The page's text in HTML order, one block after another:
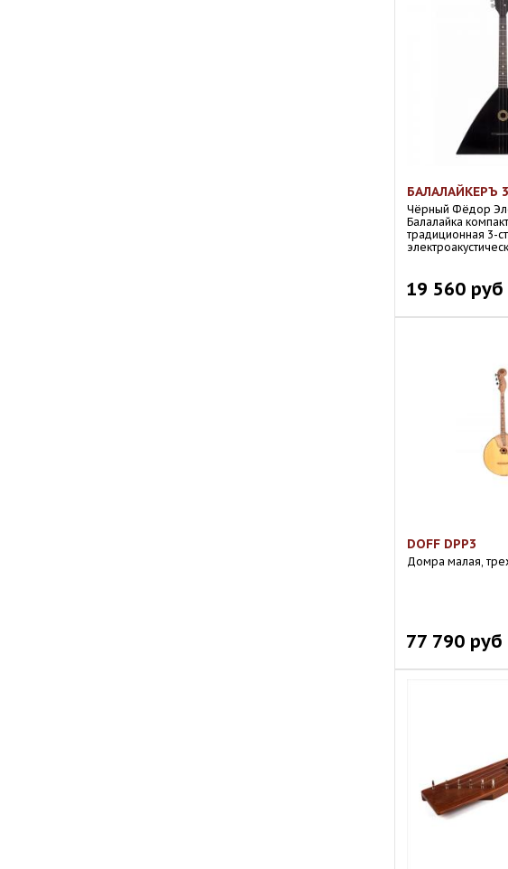
БАЛАЛАЙКЕРЪ
Чёрный Фёдор
Балалайка
традиционная 3-
19 560 руб
DOFF DPP3
Домра малая,
77 790 руб